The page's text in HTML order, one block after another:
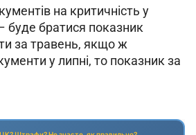
на критичність у
буде братися показник
за травень, якщо ж
у липні, то показник за